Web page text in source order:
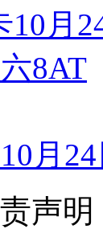
月
声明